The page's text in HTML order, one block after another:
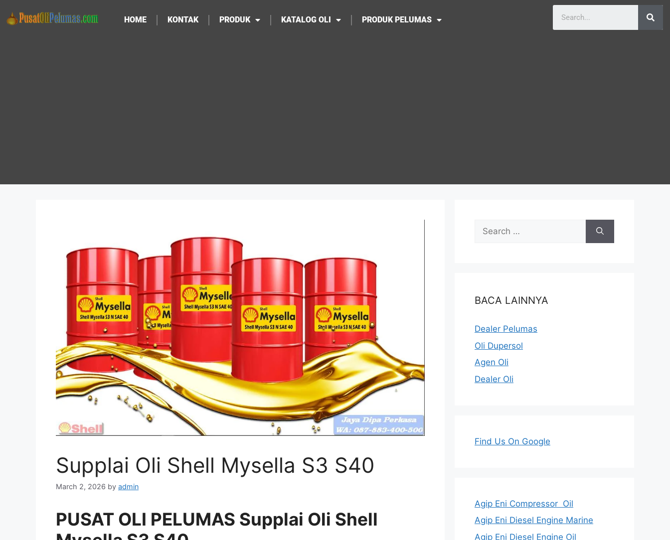
HOME KONTAK PRODUK KATALOG OLI PRODUK PELUMAS
Supplai Oli Shell Mysella S3 S40
March 2, 2026 by admin
PUSAT OLI PELUMAS Supplai Oli Shell
BACA LAINNYA
Dealer Pelumas
Oli Dupersol
Agen Oli
Dealer Oli
Find Us On Google
Agip Eni Compressor Oil
Agip Eni Diesel Engine Marine
Agip Eni Diesel Engine Oil